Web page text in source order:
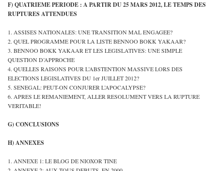
F) QUATRIEME PERIODE : A PARTIR DU 25 MARS 2012, LE TEMPS DES
RUPTURES ATTENDUES
1. ASSISES NATIONALES: UNE TRANSITION MAL ENGAGEE?
2. QUEL PROGRAMME POUR LA LISTE BENNOO BOKK YAKAAR?
3. BENNOO BOKK YAKAAR ET LES LEGISLATIVES: UNE SIMPLE
QUESTION D’APPROCHE
4. QUELLES RAISONS POUR L’ABSTENTION MASSIVE LORS DES
ELECTIONS LEGISLATIVES DU 1er JUILLET 2012?
5. SENEGAL: PEUT-ON CONJURER L’APOCALYPSE?
6. APRES LE REMANIEMENT, ALLER RESOLUMENT VERS LA RUPTURE
VERITABLE!
G) CONCLUSIONS
H) ANNEXES
1. ANNEXE 1: LE BLOG DE NIOXOR TINE